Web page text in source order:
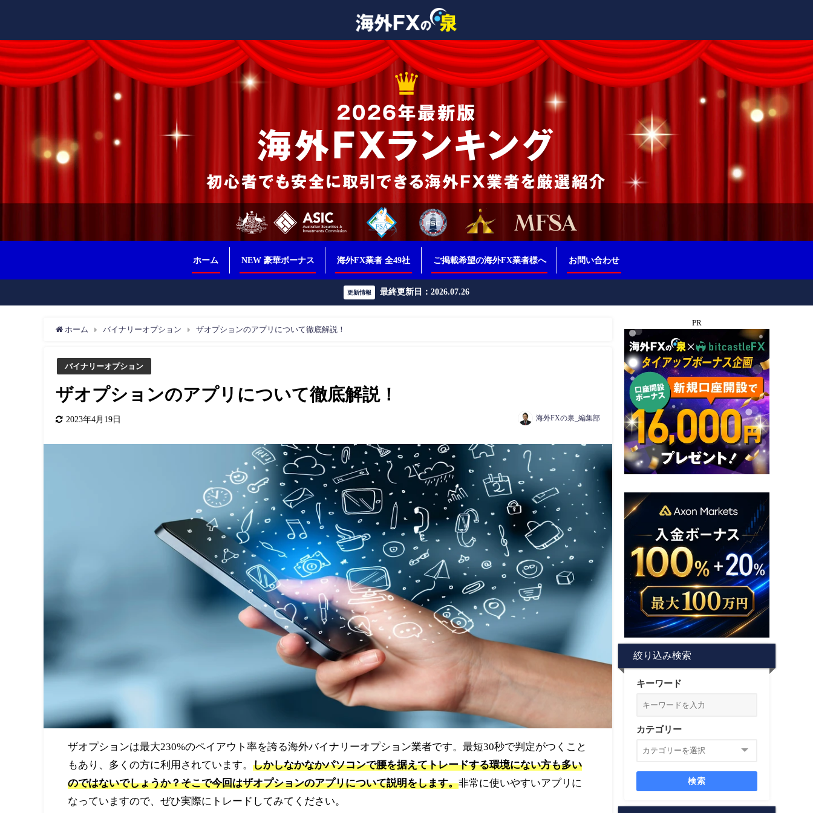
ホーム NEW 豪華ボーナス 海外FX業者 全49社 ご掲載希望の海外FX業者様へ お問い合わせ
更新情報 最終更新日：2026.07.26
ホーム バイナリーオプション ザオプションのアプリについて徹底解説！
バイナリーオプション
ザオプションのアプリについて徹底解説！
2023年4月19日 海外FXの泉_編集部
ザオプションは最大230%のペイアウト率を誇る海外バイナリーオプション業者です。最短30秒で判定がつくこと
もあり、多くの方に利用されています。 しかしなかなかパソコンで腰を据えてトレードする環境にない方も多い
のではないでしょうか？そこで今回はザオプションのアプリについて説明をします。非常に使いやすいアプリに
なっていますので、ぜひ実際にトレードしてみてください。
PR
絞り込み検索
キーワード
カテゴリー
検索